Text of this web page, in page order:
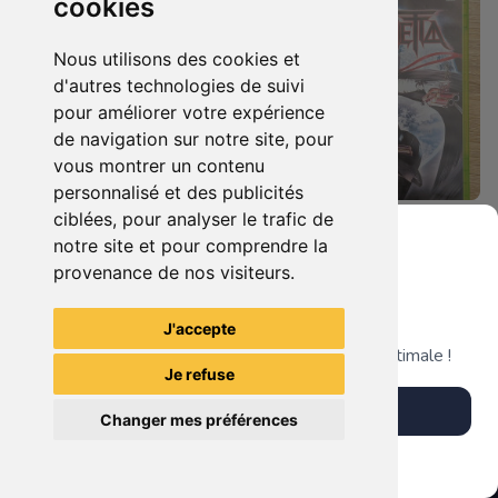
cookies
Nous utilisons des cookies et
d'autres technologies de suivi
pour améliorer votre expérience
de navigation sur notre site, pour
vous montrer un contenu
personnalisé et des publicités
ciblées, pour analyser le trafic de
notre site et pour comprendre la
provenance de nos visiteurs.
J'accepte
Je refuse
Changer mes préférences
7.90 € 0
Duo : The Elder Scrolls Iv - Oblivion + Bioshock Xbox 360
9.90 €
Bayonetta Xbox 360
TheGamingR83
Grenier du Geek
Télécharge notre app pour une expérience optimale !
Télécharger l'app